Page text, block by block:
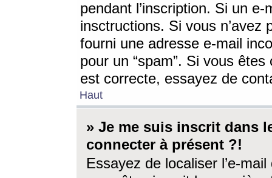
pendant l’inscription. Si un
insctructions. Si vous n’avez
fourni une adresse e-mail
pour un “spam”. Si vous
est correcte, essayez de
Haut
» Je me suis inscrit dans
connecter à présent ?!
Essayez de localiser l’e-